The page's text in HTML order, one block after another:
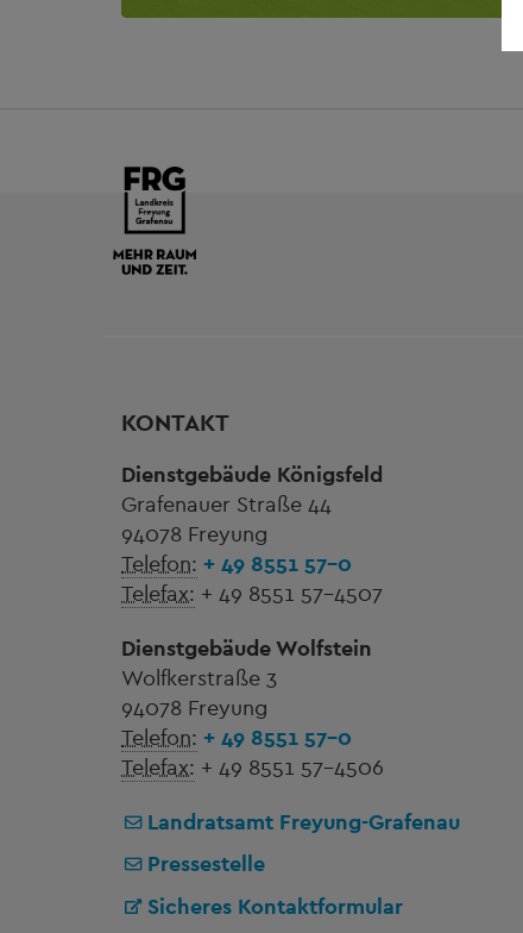
KONTAKT
Dienstgebäude Königsfeld
Grafenauer Straße 44
94078 Freyung
Telefon: + 49 8551 57-0
Telefax: + 49 8551 57-4507
Dienstgebäude Wolfstein
Wolfkerstraße 3
94078 Freyung
Telefon: + 49 8551 57-0
Telefax: + 49 8551 57-4506
Landratsamt Freyung-Grafenau
Pressestelle
Sicheres Kontaktformular